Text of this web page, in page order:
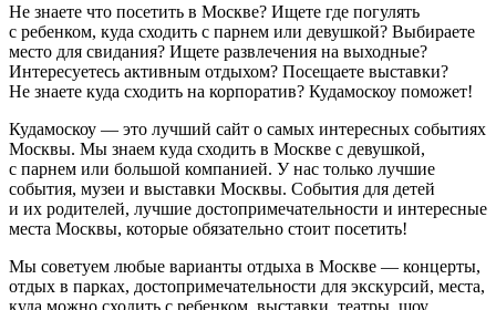
Не знаете что посетить в Москве? Ищете где погулять
с ребенком, куда сходить с парнем или девушкой? Выбираете
место для свидания? Ищете развлечения на выходные?
Интересуетесь активным отдыхом? Посещаете выставки?
Не знаете куда сходить на корпоратив? Кудамоскоу поможет!
Кудамоскоу — это лучший сайт о самых интересных событиях
Москвы. Мы знаем куда сходить в Москве с девушкой,
с парнем или большой компанией. У нас только лучшие
события, музеи и выставки Москвы. События для детей
и их родителей, лучшие достопримечательности и интересные
места Москвы, которые обязательно стоит посетить!
Мы советуем любые варианты отдыха в Москве — концерты,
отдых в парках, достопримечательности для экскурсий, места,
куда можно сходить с ребенком, выставки, театры, шоу,